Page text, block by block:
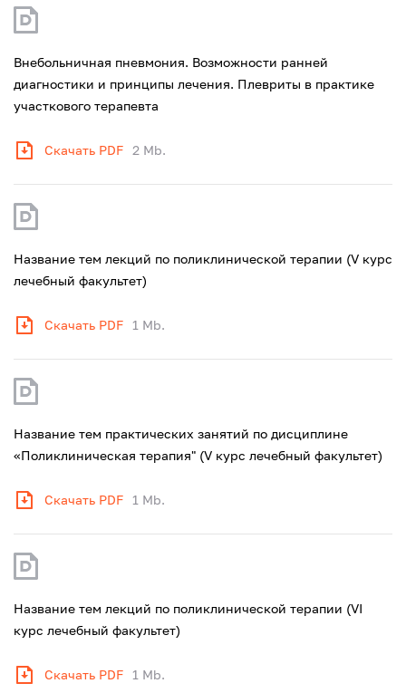
Внебольничная пневмония. Возможности ранней
диагностики и принципы лечения. Плевриты в практике
участкового терапевта
Скачать PDF 2 Mb.
Название тем лекций по поликлинической терапии (V курс
лечебный факультет)
Скачать PDF 1 Mb.
Название тем практических занятий по дисциплине
«Поликлиническая терапия" (V курс лечебный факультет)
Скачать PDF 1 Mb.
Название тем лекций по поликлинической терапии (VI
курс лечебный факультет)
Скачать PDF 1 Mb.